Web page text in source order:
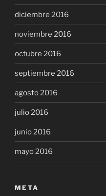
diciembre 2016
noviembre 2016
octubre 2016
septiembre 2016
agosto 2016
julio 2016
junio 2016
mayo 2016
META